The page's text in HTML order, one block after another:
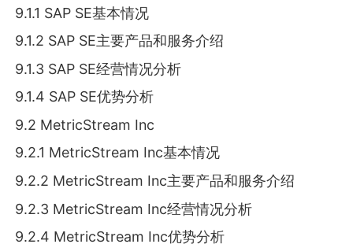
9.1.1 SAP SE基本情况
9.1.2 SAP SE主要产品和服务介绍
9.1.3 SAP SE经营情况分析
9.1.4 SAP SE优势分析
9.2 MetricStream Inc
9.2.1 MetricStream Inc基本情况
9.2.2 MetricStream Inc主要产品和服务介绍
9.2.3 MetricStream Inc经营情况分析
9.2.4 MetricStream Inc优势分析